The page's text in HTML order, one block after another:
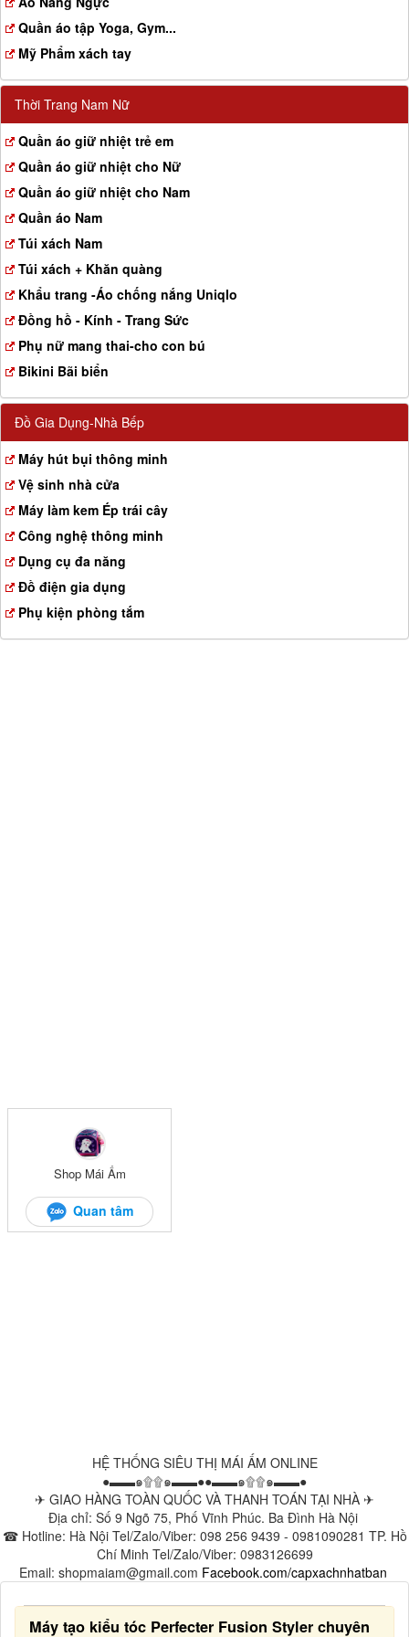
Quần áo tập Yoga, Gym...
Mỹ Phẩm xách tay
Thời Trang Nam Nữ
Quần áo giữ nhiệt trẻ em
Quần áo giữ nhiệt cho Nữ
Quần áo giữ nhiệt cho Nam
Quần áo Nam
Túi xách Nam
Túi xách + Khăn quàng
Khẩu trang -Áo chống nắng Uniqlo
Đồng hồ - Kính - Trang Sức
Phụ nữ mang thai-cho con bú
Bikini Bãi biển
Đồ Gia Dụng-Nhà Bếp
Máy hút bụi thông minh
Vệ sinh nhà cửa
Máy làm kem Ép trái cây
Công nghệ thông minh
Dụng cụ đa năng
Đồ điện gia dụng
Phụ kiện phòng tắm
HỆ THỐNG SIÊU THỊ MÁI ẤM ONLINE
●▬▬๑۩۩๑▬▬●●▬▬๑۩۩๑▬▬●
✈ GIAO HÀNG TOÀN QUỐC VÀ THANH TOÁN TẠI NHÀ ✈
Địa chỉ: Số 9 Ngõ 75, Phố Vĩnh Phúc. Ba Đình Hà Nội
☎ Hotline: Hà Nội Tel/Zalo/Viber: 098 256 9439 - 0981090281 TP. Hồ
Chí Minh Tel/Zalo/Viber: 0983126699
Email: shopmaiam@gmail.com Facebook.com/capxachnhatban
Máy tạo kiểu tóc Perfecter Fusion Styler chuyên